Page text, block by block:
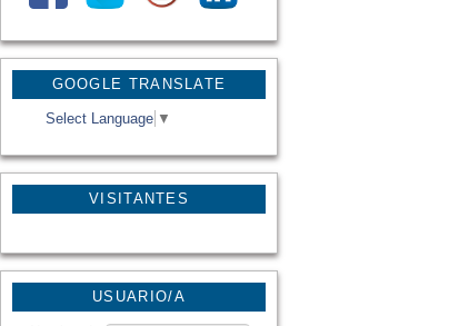
GOOGLE TRANSLATE
Select Language ▼
VISITANTES
USUARIO/A